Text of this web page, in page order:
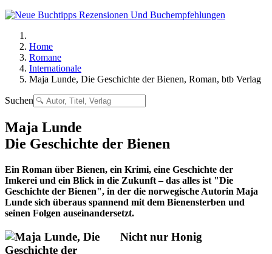
Home
Romane
Internationale
Maja Lunde, Die Geschichte der Bienen, Roman, btb Verlag
Suchen
Maja Lunde
Die Geschichte der Bienen
Ein Roman über Bienen, ein Krimi, eine Geschichte der
Imkerei und ein Blick in die Zukunft – das alles ist "Die
Geschichte der Bienen", in der die norwegische Autorin Maja
Lunde sich überaus spannend mit dem Bienensterben und
seinen Folgen auseinandersetzt.
Nicht nur Honig